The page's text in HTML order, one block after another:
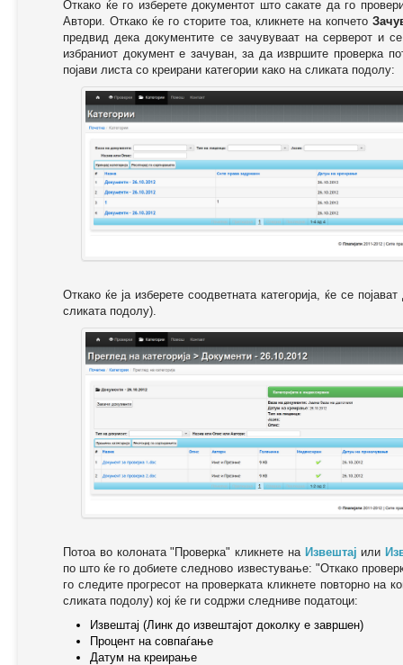
Откако ќе го изберете документот што сакате да го
Автори. Откако ќе го сторите тоа, кликнете на копчето
предвид дека документите се зачувуваат на серверот и
избраниот документ е зачуван, за да извршите проверка
појави листа со креирани категории како на сликата подолу:
Откако ќе ја изберете соодветната категорија, ќе се
сликата подолу).
Потоа во колоната "Проверка" кликнете на Извештај или
по што ќе го добиете следново известување: "Oткако
го следите прогресот на проверката кликнете повторно на
сликата подолу) кој ќе ги содржи следниве податоци:
Извештај (Линк до извештајот доколку е завршен)
Процент на совпаѓање
Датум на креирање